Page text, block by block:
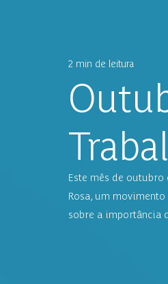
2 min de leitura
Este mês de
Rosa, um
sobre a importância